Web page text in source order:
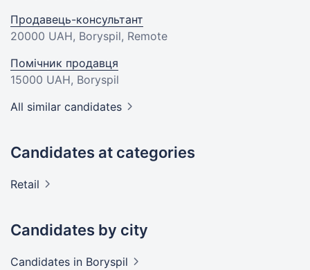
Продавець-консультант
20000 UAH, Boryspil, Remote
Помічник продавця
15000 UAH, Boryspil
All similar candidates
Candidates at categories
Retail
Candidates by city
Candidates in Boryspil